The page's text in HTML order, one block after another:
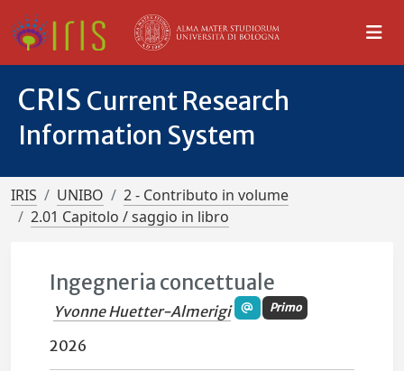
CRIS Current Research
Information System
IRIS UNIBO
2 - Contributo in volume
2.01 Capitolo / saggio in libro
Ingegneria concettuale
Yvonne Huetter-Almerigi Primo
2026